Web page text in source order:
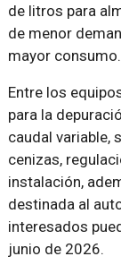
de litros para
de menor
mayor consumo.
Entre los
para la
caudal variable,
cenizas,
instalación,
destinada al
interesados
junio de 2026.